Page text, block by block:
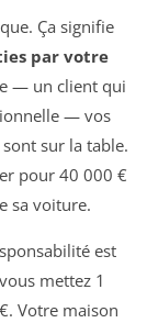
Ça signifie
par votre
— un client qui
— vos
sur la table.
pour 40 000 €
sa voiture.
est
mettez 1
Votre maison